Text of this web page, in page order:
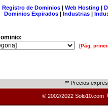
Registro de Dominios| Web Hosting |
Dominios Expirados | Industrias |
[Pág.
** Precios
© 2002/2022 Solo10.com